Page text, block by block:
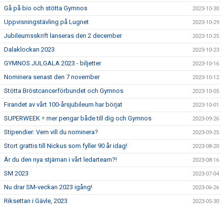
Gå på bio och stötta Gymnos 2023-10-30
Uppvisningstävling på Lugnet 2023-10-29
Jubileumsskrift lanseras den 2 december 2023-10-25
Dalaklockan 2023 2023-10-23
GYMNOS JULGALA 2023 - biljetter 2023-10-16
Nominera senast den 7 november 2023-10-12
Stötta Bröstcancerförbundet och Gymnos 2023-10-05
Firandet av vårt 100-årsjubileum har börjat 2023-10-01
SUPERWEEK = mer pengar både till dig och Gymnos 2023-09-26
Stipendier: Vem vill du nominera? 2023-09-25
Stort grattis till Nickus som fyller 90 år idag! 2023-08-20
Är du den nya stjärnan i vårt ledarteam?! 2023-08-16
SM 2023 2023-07-04
Nu drar SM-veckan 2023 igång! 2023-06-26
Riksettan i Gävle, 2023 2023-05-30